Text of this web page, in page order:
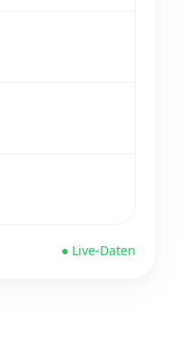
● Live-Daten